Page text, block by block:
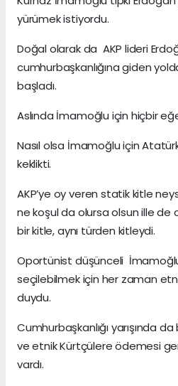
yürümek istiyordu.
Doğal olarak da AKP lideri
cumhurbaşkanlığına giden
başladı.
Aslında İmamoğlu için hiçbir
Nasıl olsa İmamoğlu için
keklikti.
AKP’ye oy veren statik kitle
ne koşul da olursa olsun ille de
bir kitle, aynı türden kitleydi.
Oportünist düşünceli
seçilebilmek için her zaman
duydu.
Cumhurbaşkanlığı yarışında
ve etnik Kürtçülere ödemesi
vardı.